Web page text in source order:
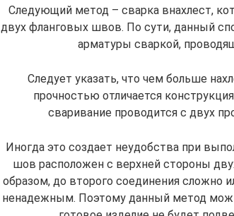
Следующий метод – сварка внахлест,
двух фланговых швов. По сути, данный
арматуры сваркой,
Следует указать, что чем больше
прочностью отличается
сваривание проводится с двух
Иногда это создает неудобства при
шов расположен с верхней стороны
образом, до второго соединения сложно
ненадежным. Поэтому данный метод